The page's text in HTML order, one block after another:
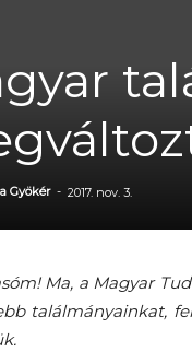
Gyökér - 2017. nov. 3.
Ma, a Magyar
találmányainkat,